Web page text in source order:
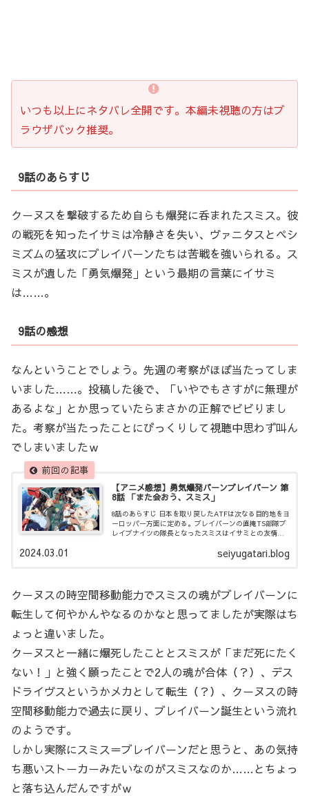
いつも以上にネタバレ全開です。本編未視聴の方はブ
ラウザバック推奨。
9話のあらすじ
クーヌスを撃破するため自らも爆発に呑まれたスミス。彼
の戦死を知ったイサミは冷静さを失い、ヴァニタスとペシ
ミズムの猛攻にブレイバーンたちは苦戦を強いられる。ス
ミスが遺した「勇気爆発」という最期の言葉にイサミ
は……。
9話の感想
なんということでしょう。先週の考察がほぼ当たってしま
いました……。投稿した後で、「いやでもさすがに無理が
あるよな」とか思っていたらまさかの正解でビビりまし
た。考察が当たったことにびっくりして視聴中思わず叫ん
でしまいましたｗ
【アニメ感想】勇気爆発バーンブレイバーン 第
8話 「また会おう、スミス」
8話のあらすじ 日本を取り戻したATFは次なる目的地をヨ
ーロッパー方面に定める。ブレイバーンの直掩TS部隊ブ
レイブナイツの隊長となったスミスはイサミとの友情を
港直前、一帯は深い霧に覆われ視界も通信も途絶してし
seiyugatari.blog
2024.03.01
クーヌスの時空間移動能力でスミスの魂がブレイバーンに
転生して何やかんやなるのかなと思ってましたが実際はち
ょっと違いました。
クーヌスと一緒に爆死したこととスミスが「まだ死にたく
ない！」と強く願ったことで2人の魂が合体（？）、デス
ドライヴスというかメカとして転生（？）、クーヌスの時
空間移動能力で過去に戻り、ブレイバーン誕生という流れ
のようです。
しかし実際にスミス＝ブレイバーンだと思うと、あの気持
ち悪いストーカーみたいなのがスミスなのか……とちょっ
と落ち込んだんですがｗ